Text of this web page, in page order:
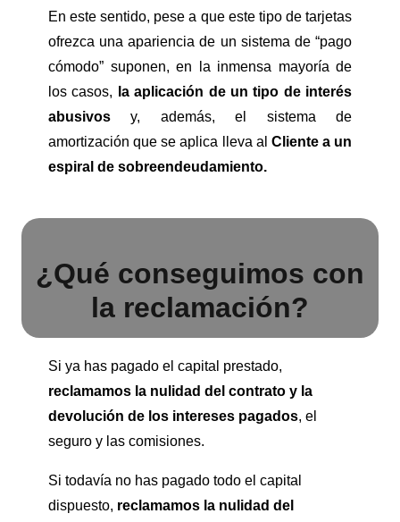
En este sentido, pese a que este tipo de tarjetas
ofrezca una apariencia de un sistema de “pago
cómodo” suponen, en la inmensa mayoría de
los casos,
la aplicación de un tipo de interés
abusivos y, además, el sistema de
amortización que se aplica lleva al Cliente a un
espiral de sobreendeudamiento.
¿Qué conseguimos con
la reclamación?
Si ya has pagado el capital prestado,
reclamamos la nulidad del contrato y la
devolución de los intereses pagados, el
seguro y las comisiones.
Si todavía no has pagado todo el capital
dispuesto, reclamamos la nulidad del